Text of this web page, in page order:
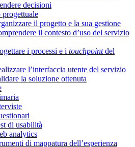
decisioni
progettuale
il progetto e la sua gestione
il contesto d’uso del servizio
i processi e i touchpointdel
l’interfaccia utente del servizio
la soluzione ottenuta
di usabilità
analytics
di mappatura dell’esperienza